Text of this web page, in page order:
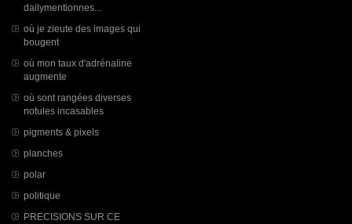
dailymentionnes...
où je zieute des images qui
bougent
où mon taux d'adrénaline
augmente
où sont rangées diverses
notules incasables
pigments & pixels
planches
polar
politique
PRECISIONS SUR CE